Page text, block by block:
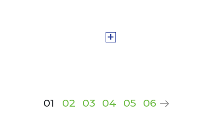
+
01 02 03 04 05 06